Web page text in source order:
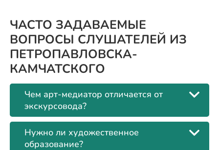
ЧАСТО ЗАДАВАЕМЫЕ
ВОПРОСЫ СЛУШАТЕЛЕЙ ИЗ
ПЕТРОПАВЛОВСКА-
КАМЧАТСКОГО
Чем арт-медиатор отличается от
экскурсовода?
Нужно ли художественное
образование?